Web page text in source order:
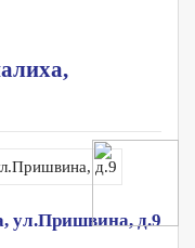
ул.Пришвина, д.9